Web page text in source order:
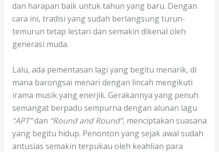
dan harapan baik untuk tahun yang baru. Dengan
cara ini, tradisi yang sudah berlangsung turun-
temurun tetap lestari dan semakin dikenal oleh
generasi muda.
Lalu, ada pementasan lagi yang begitu menarik, di
mana barongsai menari dengan lincah mengikuti
irama musik yang enerjik. Gerakannya yang penuh
semangat berpadu sempurna dengan alunan lagu
“APT”dan “Round and Round”, menciptakan suasana
yang begitu hidup. Penonton yang sejak awal sudah
antusias semakin terpukau oleh keahlian para